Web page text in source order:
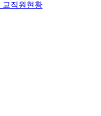
교직원현황